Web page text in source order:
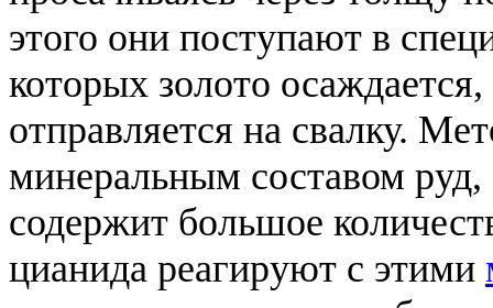
этого они поступают в
которых золото
отправляется на свалку.
минеральным составом
содержит большое
цианида реагируют с этими